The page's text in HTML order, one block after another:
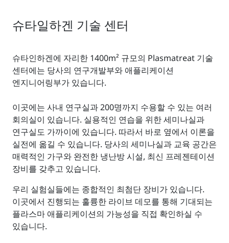
슈타일하겐 기술 센터
슈타인하겐에 자리한 1400m² 규모의 Plasmatreat 기술
센터에는 당사의 연구개발부와 애플리케이션
엔지니어링부가 있습니다.
이곳에는 사내 연구실과 200명까지 수용할 수 있는 여러
회의실이 있습니다. 실용적인 연습을 위한 세미나실과
연구실도 가까이에 있습니다. 따라서 바로 옆에서 이론을
실전에 옮길 수 있습니다. 당사의 세미나실과 교육 공간은
매력적인 가구와 완전한 냉난방 시설, 최신 프레젠테이션
장비를 갖추고 있습니다.
우리 실험실들에는 종합적인 최첨단 장비가 있습니다.
이곳에서 진행되는 훌륭한 라이브 데모를 통해 기대되는
플라스마 애플리케이션의 가능성을 직접 확인하실 수
있습니다.